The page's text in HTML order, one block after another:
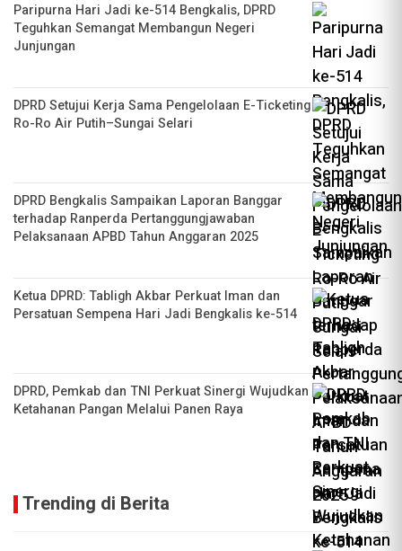
Paripurna Hari Jadi ke-514 Bengkalis, DPRD
Teguhkan Semangat Membangun Negeri
Junjungan
DPRD Setujui Kerja Sama Pengelolaan E-Ticketing
Ro-Ro Air Putih–Sungai Selari
DPRD Bengkalis Sampaikan Laporan Banggar
terhadap Ranperda Pertanggungjawaban
Pelaksanaan APBD Tahun Anggaran 2025
Ketua DPRD: Tabligh Akbar Perkuat Iman dan
Persatuan Sempena Hari Jadi Bengkalis ke-514
DPRD, Pemkab dan TNI Perkuat Sinergi Wujudkan
Ketahanan Pangan Melalui Panen Raya
Trending di Berita